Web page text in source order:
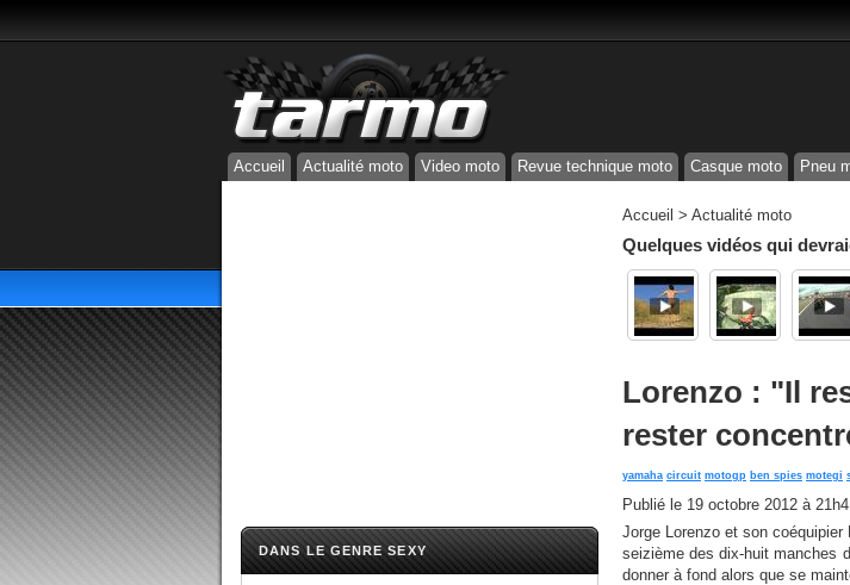
Accueil Actualité moto Video moto Revue technique moto Casque moto Pneu
DANS LE GENRE SEXY
Accueil > Actualité moto
Quelques vidéos qui
Lorenzo : "Il
rester
yamaha circuit motogp ben spies motegi
Publié le 19 octobre 2012 à
Jorge Lorenzo et son
seizième des dix-huit manches
donner à fond alors que se